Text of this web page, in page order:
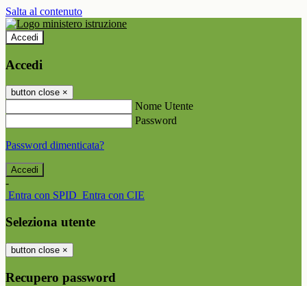
Salta al contenuto
Accedi
Accedi
button close ×
Nome Utente
Password
Password dimenticata?
-
Entra con SPID Entra con CIE
Seleziona utente
button close ×
Recupero password